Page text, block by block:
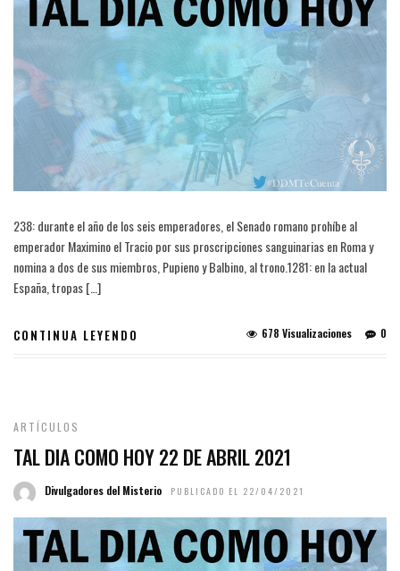
238: durante el año de los seis emperadores, el Senado romano prohíbe al
emperador Maximino el Tracio por sus proscripciones sanguinarias en Roma y
nomina a dos de sus miembros, Pupieno y Balbino, al trono.1281: en la actual
España, tropas […]
CONTINUA LEYENDO 0
678 Visualizaciones
ARTÍCULOS
TAL DIA COMO HOY 22 DE ABRIL 2021
Divulgadores del Misterio PUBLICADO EL 22/04/2021